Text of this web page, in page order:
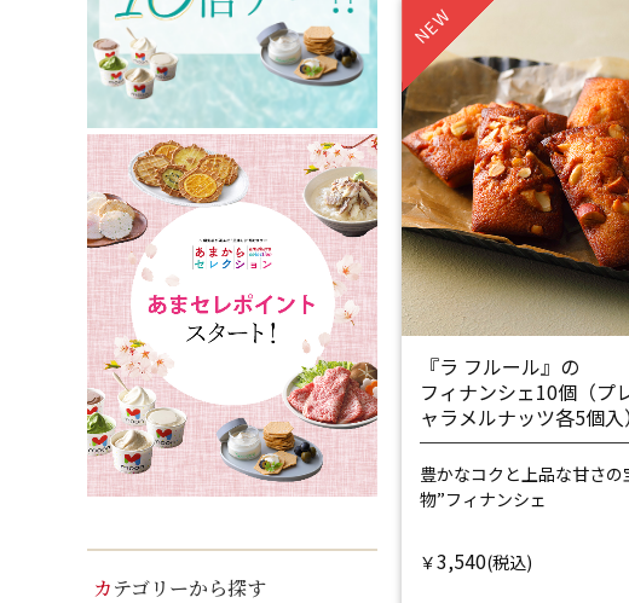
カテゴリーから探す
NEW
『ラ フルール』の
フィナンシェ10個（プ
ャラメルナッツ各5個入）
豊かなコクと上品な甘さの
物”フィナンシェ
￥3,540